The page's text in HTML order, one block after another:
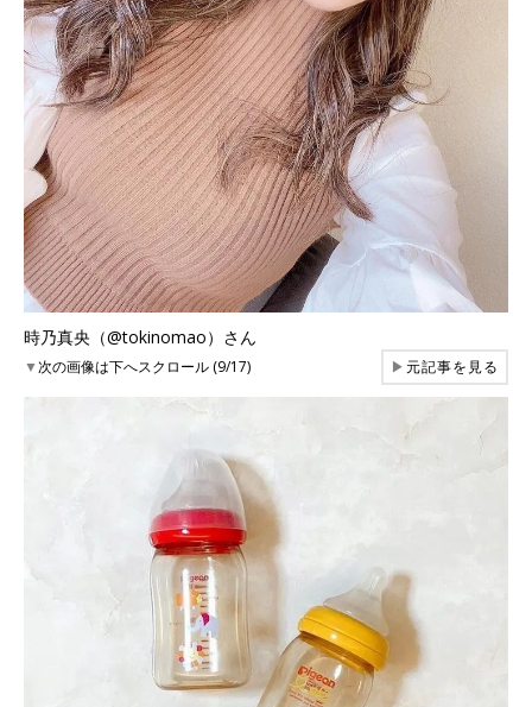
時乃真央（@tokinomao）さん
▼次の画像は下へスクロール (9/17) ▶元記事を見る